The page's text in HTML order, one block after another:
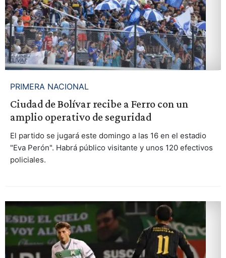
PRIMERA NACIONAL
Ciudad de Bolívar recibe a Ferro con un
amplio operativo de seguridad
El partido se jugará este domingo a las 16 en el estadio
"Eva Perón". Habrá público visitante y unos 120 efectivos
policiales.